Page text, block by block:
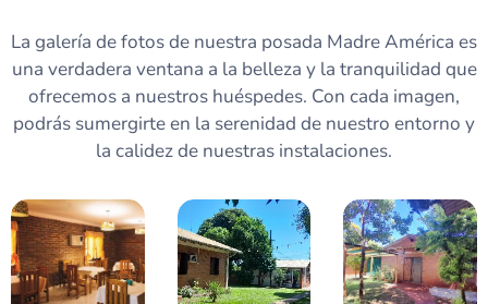
La galería de fotos de nuestra posada Madre América es
una verdadera ventana a la belleza y la tranquilidad que
ofrecemos a nuestros huéspedes. Con cada imagen,
podrás sumergirte en la serenidad de nuestro entorno y
la calidez de nuestras instalaciones.